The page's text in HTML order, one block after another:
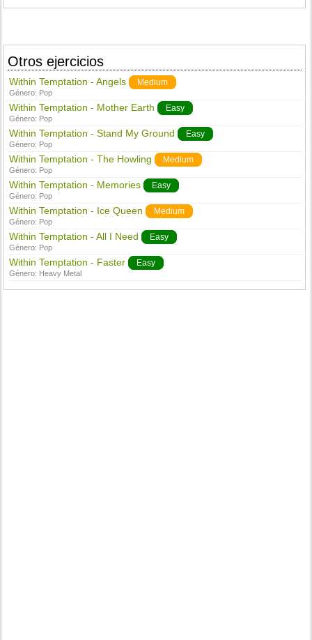
Otros ejercicios
Within Temptation - Angels Medium
Género: Pop
Within Temptation - Mother Earth Easy
Género: Pop
Within Temptation - Stand My Ground Easy
Género: Pop
Within Temptation - The Howling Medium
Género: Pop
Within Temptation - Memories Easy
Género: Pop
Within Temptation - Ice Queen Medium
Género: Pop
Within Temptation - All I Need Easy
Género: Pop
Within Temptation - Faster Easy
Género: Heavy Metal